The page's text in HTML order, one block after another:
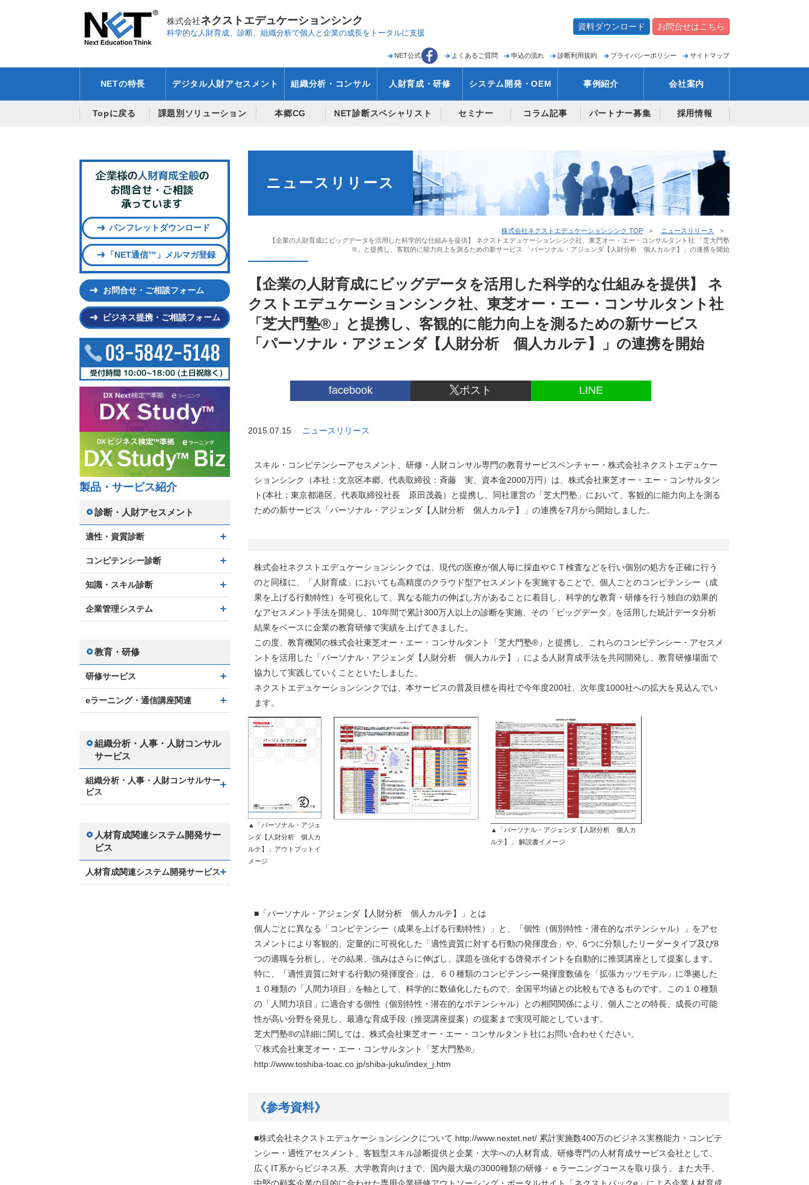
株式会社ネクストエデュケーションシンク
科学的な人財育成、診断、組織分析で個人と企業の成長をトータルに支援
資料ダウンロード お問合せはこちら
NET公式 よくあるご質問 申込の流れ 診断利用規約 プライバシーポリシー サイトマップ
NETの特長 デジタル人財アセスメント 組織分析・コンサル 人財育成・研修 システム開発・OEM 事例紹介 会社案内
Topに戻る 課題別ソリューション 本郷CG NET診断スペシャリスト セミナー コラム記事 パートナー募集 採用情報
ニュースリリース
株式会社ネクストエデュケーションシンク TOP
ニュースリリース
【企業の人財育成にビッグデータを活用した科学的な仕組みを提供】 ネクストエデュケーションシンク社、東芝オー・エー・コンサルタント社 「芝大門塾
®」と提携し、客観的に能力向上を測るための新サービス 「パーソナル・アジェンダ【人財分析 個人カルテ】」の連携を開始
【企業の人財育成にビッグデータを活用した科学的な仕組みを提供】 ネ
クストエデュケーションシンク社、東芝オー・エー・コンサルタント社
「芝大門塾®」と提携し、客観的に能力向上を測るための新サービス
「パーソナル・アジェンダ【人財分析 個人カルテ】」の連携を開始
facebook ポスト LINE
2015.07.15 ニュースリリース
スキル・コンピテンシーアセスメント、研修・人財コンサル専門の教育サービスベンチャー・株式会社ネクストエデュケー
ションシンク（本社：文京区本郷、代表取締役：斉藤 実、資本金2000万円）は、株式会社東芝オー・エー・コンサルタン
ト(本社：東京都港区、代表取締役社長 原田茂義）と提携し、同社運営の「芝大門塾」において、客観的に能力向上を測る
ための新サービス「パーソナル・アジェンダ【人財分析 個人カルテ】」の連携を7月から開始しました。
株式会社ネクストエデュケーションシンクでは、現代の医療が個人毎に採血やＣＴ検査などを行い個別の処方を正確に行う
のと同様に、「人財育成」においても高精度のクラウド型アセスメントを実施することで、個人ごとのコンピテンシー（成
果を上げる行動特性）を可視化して、異なる能力の伸ばし方があることに着目し、科学的な教育・研修を行う独自の効果的
なアセスメント手法を開発し、10年間で累計300万人以上の診断を実施、その「ビッグデータ」を活用した統計データ分析
結果をベースに企業の教育研修で実績を上げてきました。
この度、教育機関の株式会社東芝オー・エー・コンサルタント「芝大門塾®」と提携し、これらのコンピテンシー・アセスメ
ントを活用した「パーソナル・アジェンダ【人財分析 個人カルテ】」による人財育成手法を共同開発し、教育研修場面で
協力して実践していくことといたしました。
ネクストエデュケーションシンクでは、本サービスの普及目標を両社で今年度200社、次年度1000社への拡大を見込んでい
ます。
▲「パーソナル・アジェ
ンダ【人財分析 個人カ
ルテ】」アウトプットイ
メージ
▲「パーソナル・アジェンダ【人財分析 個人カ
ルテ】」 解説書イメージ
■「パーソナル・アジェンダ【人財分析 個人カルテ】」とは
個人ごとに異なる「コンピテンシー（成果を上げる行動特性）」と、「個性（個別特性・潜在的なポテンシャル）」をアセ
スメントにより客観的、定量的に可視化した「適性資質に対する行動の発揮度合」や、6つに分類したリーダータイプ及び8
つの適職を分析し、その結果、強みはさらに伸ばし、課題を強化する啓発ポイントを自動的に推奨講座として提案します。
特に、「適性資質に対する行動の発揮度合」は、６０種類のコンピテンシー発揮度数値を「拡張カッツモデル」に準拠した
１０種類の「人間力項目」を軸として、科学的に数値化したもので、全国平均値との比較もできるものです。この１０種類
の「人間力項目」に適合する個性（個別特性・潜在的なポテンシャル）との相関関係により、個人ごとの特長、成長の可能
性が高い分野を発見し、最適な育成手段（推奨講座提案）の提案まで実現可能としています。
芝大門塾®の詳細に関しては、株式会社東芝オー・エー・コンサルタント社にお問い合わせください。
▽株式会社東芝オー・エー・コンサルタント「芝大門塾®」
http://www.toshiba-toac.co.jp/shiba-juku/index_j.htm
《参考資料》
■株式会社ネクストエデュケーションシンクについて http://www.nextet.net/ 累計実施数400万のビジネス実務能力・コンピテ
ンシー・適性アセスメント、客観型スキル診断提供と企業・大学への人材育成、研修専門の人材育成サービス会社として、
広くIT系からビジネス系、大学教育向けまで、国内最大級の3000種類の研修・ｅラーニングコースを取り扱う。また大手、
パンフレットダウンロード
「NET通信™」メルマガ登録
お問合せ・ご相談フォーム
ビジネス提携・ご相談フォーム
製品・サービス紹介
診断・人財アセスメント
適性・資質診断
コンピテンシー診断
知識・スキル診断
企業管理システム
教育・研修
研修サービス
eラーニング・通信講座関連
組織分析・人事・人財コンサル
サービス
組織分析・人事・人財コンサルサー
ビス
人材育成関連システム開発サー
ビス
人材育成関連システム開発サービス